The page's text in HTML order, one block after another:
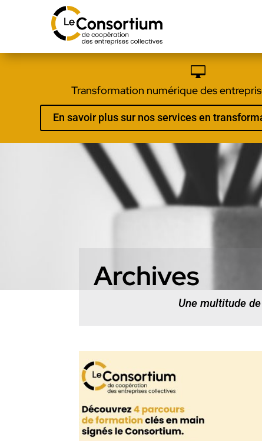

Transformation numérique des
En savoir plus sur nos services en
Archives
Une multitude